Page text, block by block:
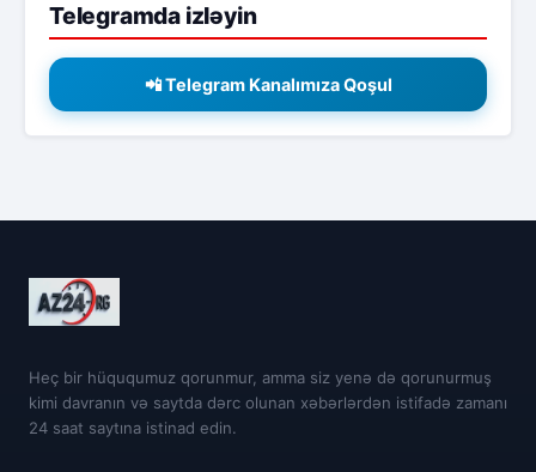
Telegramda izləyin
📲 Telegram Kanalımıza Qoşul
Heç bir hüququmuz qorunmur, amma siz yenə də qorunurmuş
kimi davranın və saytda dərc olunan xəbərlərdən istifadə zamanı
24 saat saytına istinad edin.